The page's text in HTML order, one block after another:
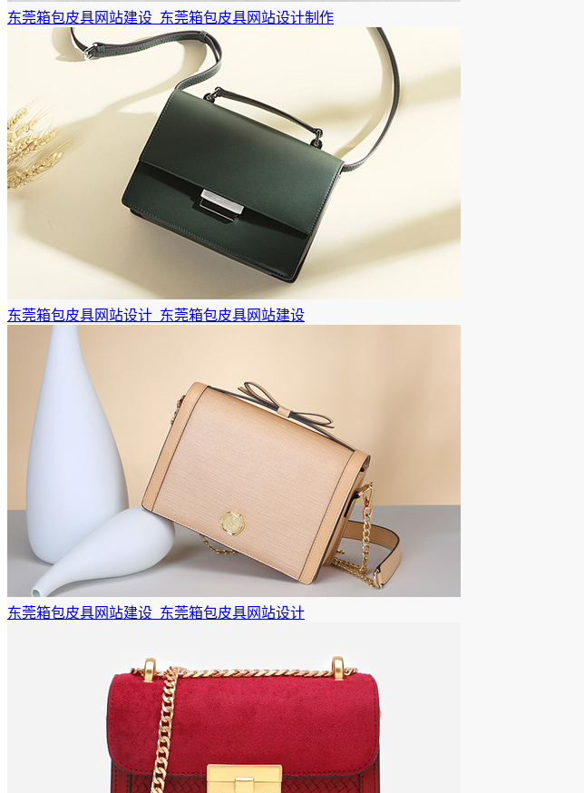
东莞箱包皮具网站建设_东莞箱包皮具网站设计制作
东莞箱包皮具网站设计_东莞箱包皮具网站建设
东莞箱包皮具网站建设_东莞箱包皮具网站设计